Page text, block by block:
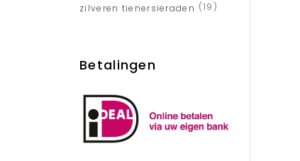
zilveren tienersieraden (19)
Betalingen